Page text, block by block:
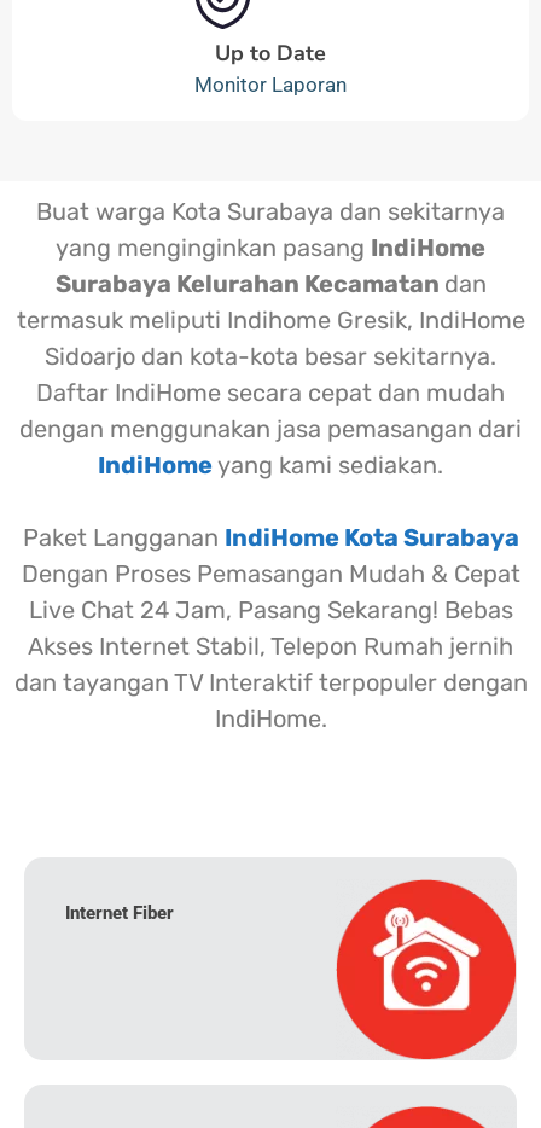
Up to Date
Monitor Laporan
Buat warga Kota Surabaya dan sekitarnya
yang menginginkan pasang IndiHome
Surabaya Kelurahan Kecamatan dan
termasuk meliputi Indihome Gresik, IndiHome
Sidoarjo dan kota-kota besar sekitarnya.
Daftar IndiHome secara cepat dan mudah
dengan menggunakan jasa pemasangan dari
IndiHomeyang kami sediakan.
Paket Langganan IndiHome Kota Surabaya
Dengan Proses Pemasangan Mudah & Cepat
Live Chat 24 Jam, Pasang Sekarang! Bebas
Akses Internet Stabil, Telepon Rumah jernih
dan tayangan TV Interaktif terpopuler dengan
IndiHome.
Internet Fiber